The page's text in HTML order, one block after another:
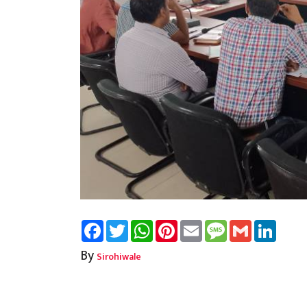
FacebookTwitterWhatsAppPinterest
Email Message
Gmail
By Sirohiwale